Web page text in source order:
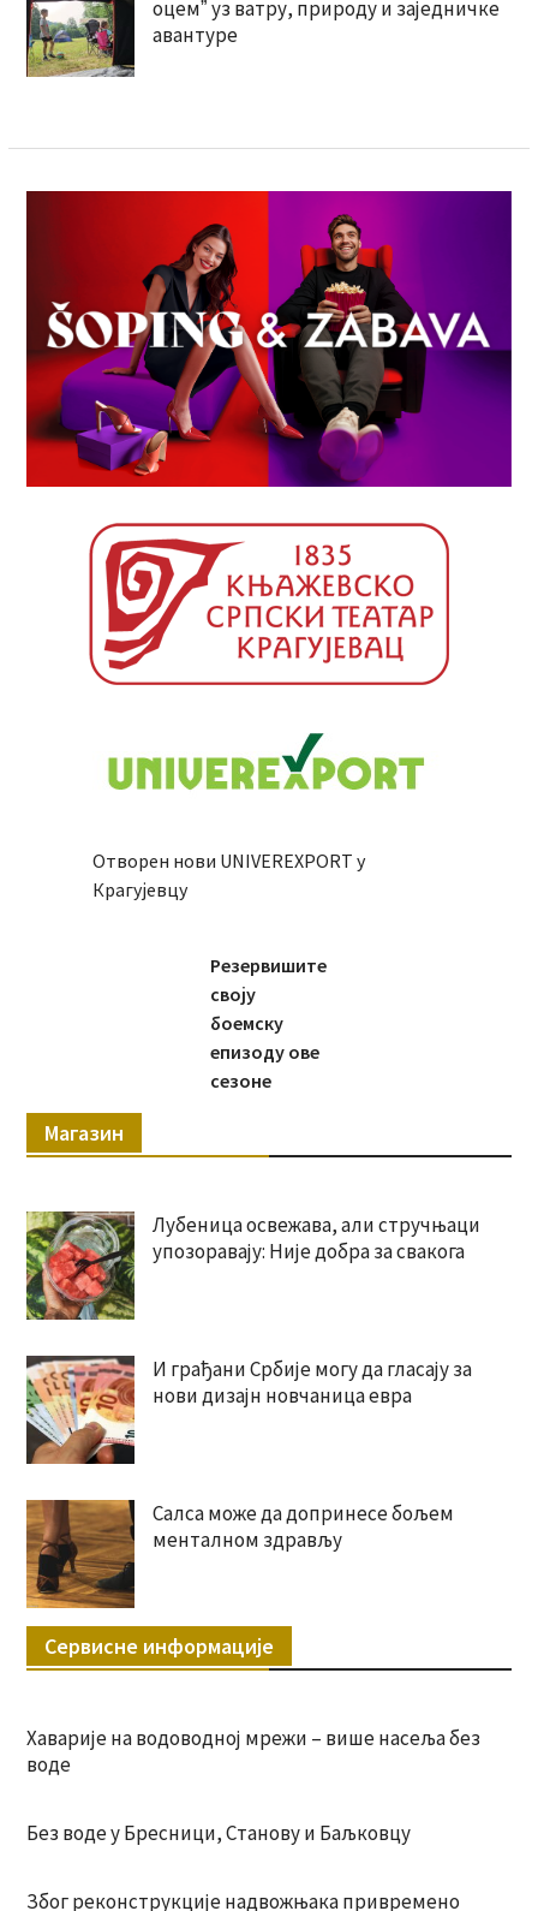
оцемˮ уз ватру, природу и заједничке
авантуре
Отворен нови UNIVEREXPORT у
Крагујевцу
Резервишите
своју
боемску
епизоду ове
сезоне
Магазин
Лубеница освежава, али стручњаци
упозоравају: Није добра за свакога
И грађани Србије могу да гласају за
нови дизајн новчаница евра
Салса може да допринесе бољем
менталном здрављу
Сервисне информације
Хаварије на водоводној мрежи – више насеља без
воде
Без воде у Бресници, Станову и Баљковцу
Због реконструкције надвожњака привремено